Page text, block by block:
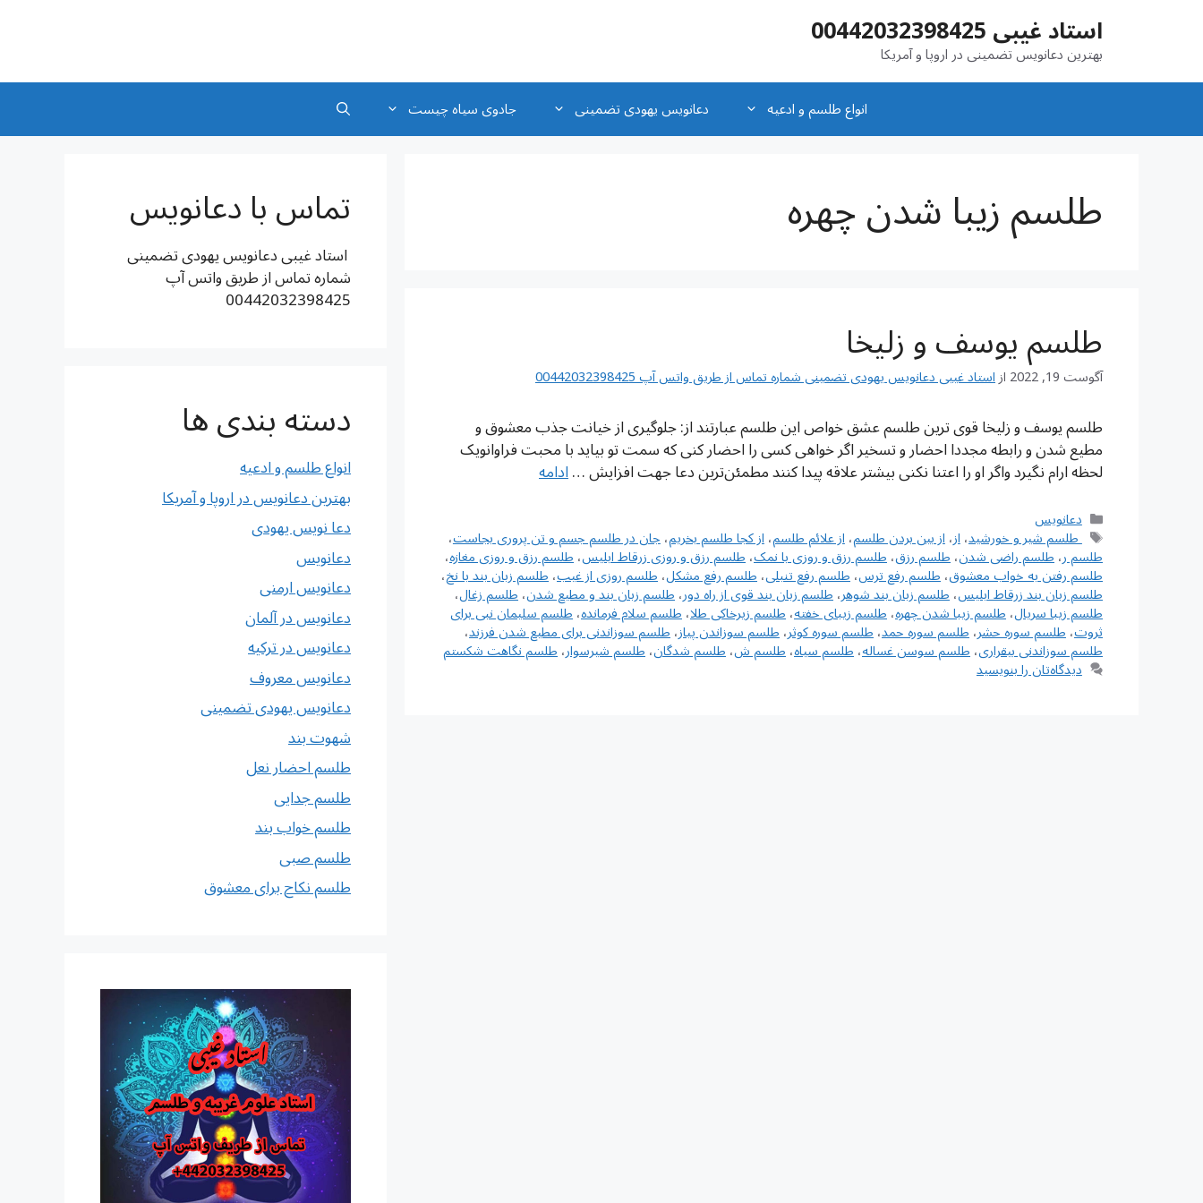
استاد غیبی 00442032398425
بهترین دعانویس تضمینی در اروپا و آمریکا
انواع طلسم و ادعیه
دعانویس یهودی تضمینی جادوی سیاه چیست
طلسم زیبا شدن چهره
طلسم یوسف و زلیخا
آگوست 19, 2022 ازاستاد غیبی دعانویس یهودی تضمینی شماره تماس از طریق واتس آپ 00442032398425
طلسم یوسف و زلیخا قوی ترین طلسم عشق خواص این طلسم عبارتند از: جلوگیری از خیانت جذب معشوق و
مطیع شدن و رابطه مجددا احضار و تسخیر اگر خواهی کسی را احضار کنی که سمت تو بیاید با محبت فراوانویک
لحظه ارام نگیرد واگر او را اعتنا نکنی بیشتر علاقه پیدا کنند مطمئن‌ترین دعا جهت افزایش …ادامه
دسته‌ها
دعانویس
برچسب‌ها
‌ طلسم شیر و خورشید،از،از بین بردن طلسم،از علائم طلسم،از کجا طلسم بخریم،‌جان در طلسم جسم و تن پروری بجاست،
طلسم ر،طلسم راضی شدن،طلسم رزق،طلسم رزق و روزی با نمک،طلسم رزق و روزی زرقاط ابلیس،طلسم رزق و روزی مغازه،
طلسم رفتن به خواب معشوق،طلسم رفع ترس،طلسم رفع تنبلی،طلسم رفع مشکل،طلسم روزی از غیب،طلسم زبان بند با نخ،
طلسم زبان بند زرقاط ابلیس،طلسم زبان بند شوهر،طلسم زبان بند قوی از راه دور،طلسم زبان بند و مطیع شدن،طلسم زغال،
طلسم زیبا سریال،طلسم زیبا شدن چهره،طلسم زیبای خفته،طلسم زیرخاکی طلا،طلسم سلام فرمانده،طلسم سلیمان نبی برای
ثروت،طلسم سوره حشر،طلسم سوره حمد،طلسم سوره کوثر،طلسم سوزاندن پیاز،طلسم سوزاندنی برای مطیع شدن فرزند،
طلسم سوزاندنی بیقراری،طلسم سوسن غساله،طلسم سیاه،طلسم ش،طلسم شدگان‌،طلسم شیرسوار،طلسم نگاهت شکستم
دیدگاه‌تان را بنویسید
تماس با دعانویس
استاد غیبی دعانویس یهودی تضمینی
شماره تماس از طریق واتس آپ
00442032398425
دسته بندی ها
انواع طلسم و ادعیه
بهترین دعانویس در اروپا و آمریکا
دعا نویس یهودی
دعانویس
دعانویس ارمنی
دعانویس در آلمان
دعانویس در ترکیه
دعانویس معروف
دعانویس یهودی تضمینی
شهوت بند
طلسم احضار نعل
طلسم جدایی
طلسم خواب بند
طلسم صبی
طلسم نکاح برای معشوق